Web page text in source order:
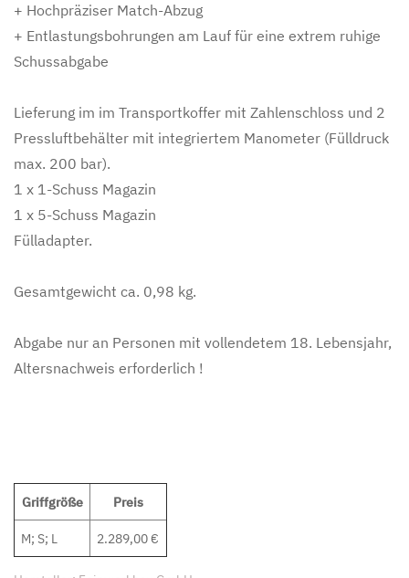
+ Hochpräziser Match-Abzug
+ Entlastungsbohrungen am Lauf für eine extrem ruhige
Schussabgabe
Lieferung im im Transportkoffer mit Zahlenschloss und 2
Pressluftbehälter mit integriertem Manometer (Fülldruck
max. 200 bar).
1 x 1-Schuss Magazin
1 x 5-Schuss Magazin
Fülladapter.
Gesamtgewicht ca. 0,98 kg.
Abgabe nur an Personen mit vollendetem 18. Lebensjahr,
Altersnachweis erforderlich !
Griffgröße Preis
M; S; L 2.289,00 €